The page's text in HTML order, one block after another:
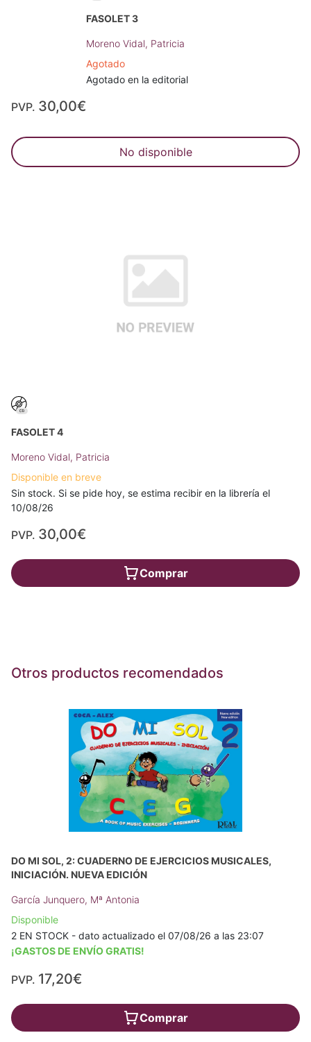
FASOLET 3
Moreno Vidal, Patricia
Agotado
Agotado en la editorial
PVP. 30,00€
No disponible
FASOLET 4
Moreno Vidal, Patricia
Disponible en breve
Sin stock. Si se pide hoy, se estima recibir en la librería el
10/08/26
PVP. 30,00€
Comprar
Otros productos recomendados
DO MI SOL, 2: CUADERNO DE EJERCICIOS MUSICALES,
INICIACIÓN. NUEVA EDICIÓN
García Junquero, Mª Antonia
Disponible
2 EN STOCK - dato actualizado el 07/08/26 a las 23:07
¡GASTOS DE ENVÍO GRATIS!
PVP. 17,20€
Comprar